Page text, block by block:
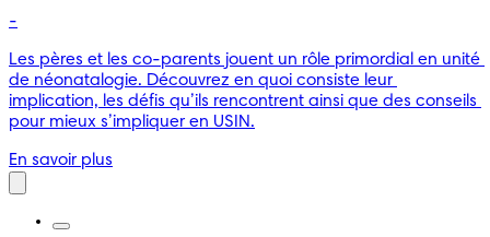
-
Les pères et les co-parents jouent un rôle primordial en unité
de néonatalogie. Découvrez en quoi consiste leur
implication, les défis qu’ils rencontrent ainsi que des conseils
pour mieux s’impliquer en USIN.
En savoir plus